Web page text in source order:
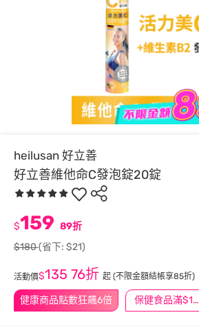
heilusan 好立善
好立善維他命C發泡錠20錠
健康商品點數狂飆6倍 保健食品滿$1200送$100
$159 89折
$180(省下: $21)
活動價$135 76折 起 (不限金額結帳享85折)